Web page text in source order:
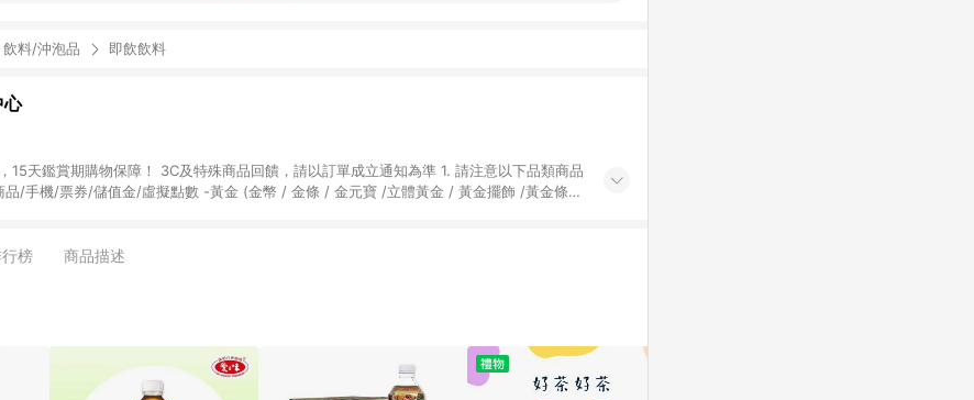
飲料/沖泡品 即飲飲料
心
賞期購物保障！ 3C及特殊商品回饋，請以訂單成立通知為準 1. 請注意以下品類商品
/手機/票券/儲值金/虛擬點數 -黃金 (金幣 / 金條 / 金元寶 /立體黃金 / 黃金擺飾 /黃金條
中心商店之商品：商品賣場中有標示「商店」及顯示商店名稱者(指定活動店家除外) 3. 訂
榜 商品描述